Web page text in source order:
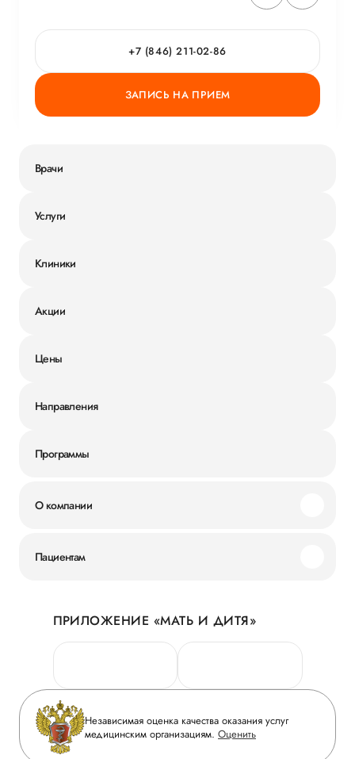
+7 (846) 211-02-86
ЗАПИСЬ НА ПРИЕМ
Врачи
Услуги
Клиники
Акции
Цены
Направления
Программы
О компании
Новости
Руководство
Сотрудничество
Инвесторам
Журнал «Мать и дитя»
Пациентам
Личный кабинет
Персональные данные
Горячая линия качества
Вопрос-ответ
Приложение пациента
ПРИЛОЖЕНИЕ «МАТЬ И ДИТЯ»
Независимая оценка качества оказания услуг
медицинским организациям. Оценить